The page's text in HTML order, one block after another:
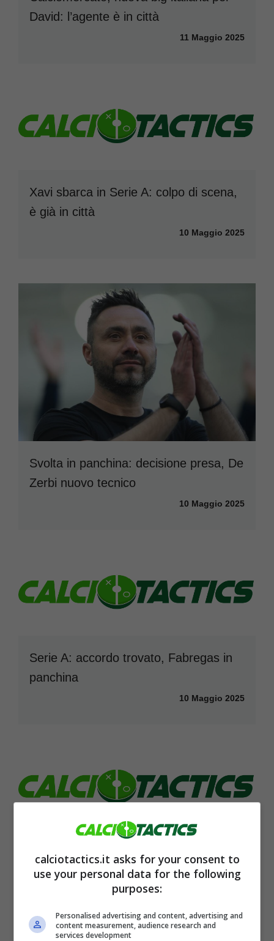
David: l’agente è in città
11 Maggio 2025
Xavi sbarca in Serie A: colpo di scena,
è già in città
10 Maggio 2025
Svolta in panchina: decisione presa, De
Zerbi nuovo tecnico
10 Maggio 2025
Serie A: accordo trovato, Fabregas in
panchina
10 Maggio 2025
Calciomercato, David sbarca in Serie A:
cifre faraoniche
calciotactics.it asks for your consent to
use your personal data for the following
purposes:
Personalised advertising and content, advertising and
content measurement, audience research and
services development